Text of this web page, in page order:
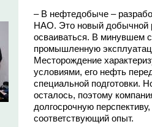
– В нефтедобыче –
НАО. Это новый добычной
осваиваться. В минувшем
промышленную
Месторождение
условиями, его нефть
специальной подготовки.
осталось, поэтому
долгосрочную
соответствующий опыт.